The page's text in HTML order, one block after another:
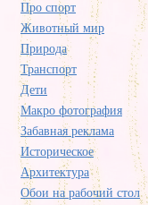
Про спорт
Животный мир
Природа
Транспорт
Дети
Макро фотография
Забавная реклама
Историческое
Архитектура
Обои на рабочий стол